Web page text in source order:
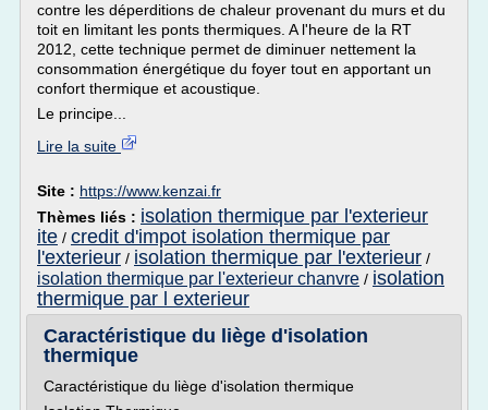
contre les déperditions de chaleur provenant du murs et du
toit en limitant les ponts thermiques. A l'heure de la RT
2012, cette technique permet de diminuer nettement la
consommation énergétique du foyer tout en apportant un
confort thermique et acoustique.
Le principe...
Lire la suite
Site : https://www.kenzai.fr
Thèmes liés : isolation thermique par l'exterieur
ite / credit d'impot isolation thermique par
l'exterieur / isolation thermique par l'exterieur /
isolation thermique par l'exterieur chanvre / isolation
thermique par l exterieur
Caractéristique du liège d'isolation
thermique
Caractéristique du liège d'isolation thermique